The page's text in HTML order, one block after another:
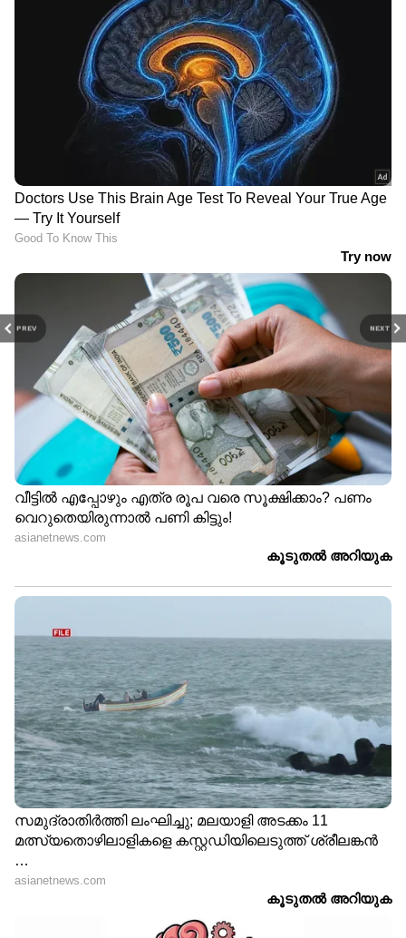
PREV NEXT